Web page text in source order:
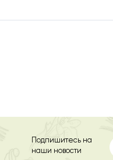
Подпишитесь на
наши новости